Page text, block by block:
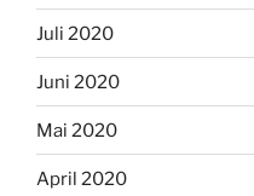
Juli 2020
Juni 2020
Mai 2020
April 2020